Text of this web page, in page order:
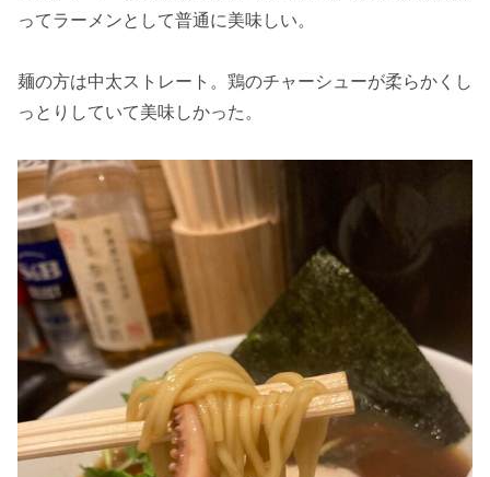
ってラーメンとして普通に美味しい。
麺の方は中太ストレート。鶏のチャーシューが柔らかくし
っとりしていて美味しかった。